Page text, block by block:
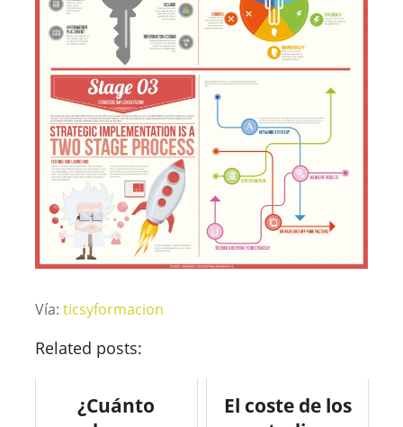
Vía: ticsyformacion
Related posts:
¿Cuánto
El coste de los